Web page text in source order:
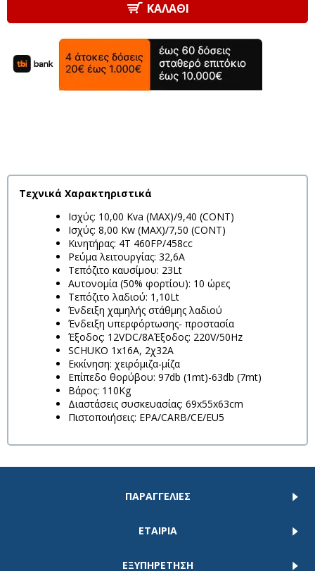
ΚΑΛΆΘΙ
Τεχνικά Χαρακτηριστικά
Ισχύς: 10,00 Kva (MAX)/9,40 (CONT)
Ισχύς: 8,00 Κw (MAX)/7,50 (CONT)
Κινητήρας: 4Τ 460FP/458cc
Ρεύμα λειτουργίας: 32,6Α
Τεπόζιτο καυσίμου: 23Lt
Αυτονομία (50% φορτίου): 10 ώρες
Τεπόζιτο λαδιού: 1,10Lt
Ένδειξη χαμηλής στάθμης λαδιού
Ένδειξη υπερφόρτωσης- προστασία
Έξοδος: 12VDC/8AΈξοδος: 220V/50Hz
SCHUKO 1x16A, 2χ32Α
Εκκίνηση: χειρόμιζα-μίζα
Επίπεδο θορύβου: 97db (1mt)-63db (7mt)
Βάρος: 110Κg
Διαστάσεις συσκευασίας: 69x55x63cm
Πιστοποιήσεις: EPA/CARB/CE/EU5
ΠΑΡΑΓΓΕΛΙΕΣ
ΕΤΑΙΡΙΑ
ΕΞΥΠΗΡΕΤΗΣΗ